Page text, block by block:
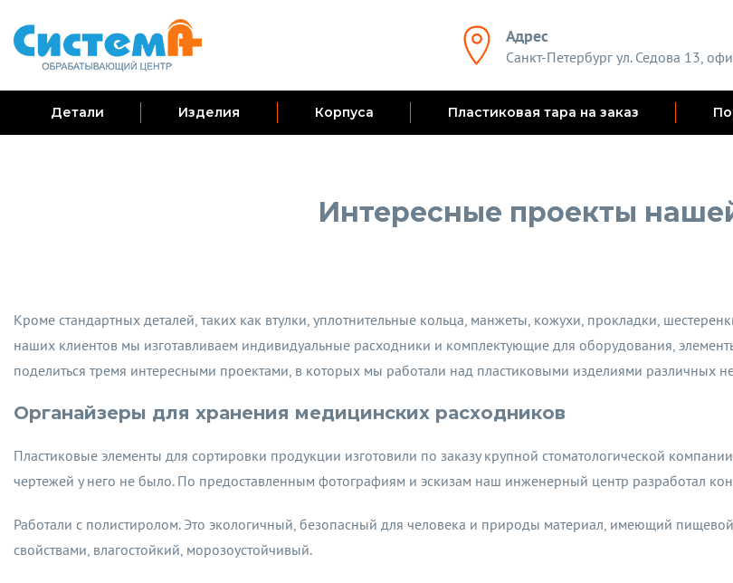
Адрес
Санкт-Петербург ул. Седова 13,
Детали Изделия Корпуса Пластиковая тара на заказ
Интересные проекты
Кроме стандартных деталей, таких как втулки, уплотнительные кольца, манжеты, кожухи, прокладки,
наших клиентов мы изготавливаем индивидуальные расходники и комплектующие для оборудования,
поделиться тремя интересными проектами, в которых мы работали над пластиковыми изделиями различных
Органайзеры для хранения медицинских расходников
Пластиковые элементы для сортировки продукции изготовили по заказу крупной стоматологической
чертежей у него не было. По предоставленным фотографиям и эскизам наш инженерный центр разработал
Работали с полистиролом. Это экологичный, безопасный для человека и природы материал, имеющий
свойствами, влагостойкий, морозоустойчивый.